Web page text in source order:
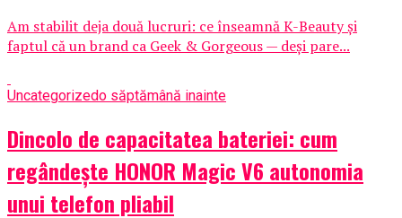
Am stabilit deja două lucruri: ce înseamnă K-Beauty și
faptul că un brand ca Geek & Gorgeous — deși pare...
Uncategorizedo săptămână inainte
Dincolo de capacitatea bateriei: cum
regândește HONOR Magic V6 autonomia
unui telefon pliabil